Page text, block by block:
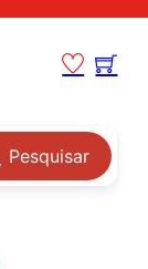
Pesquisar